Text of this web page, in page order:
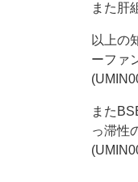
また肝
以上の
ーファ
また
っ滞性